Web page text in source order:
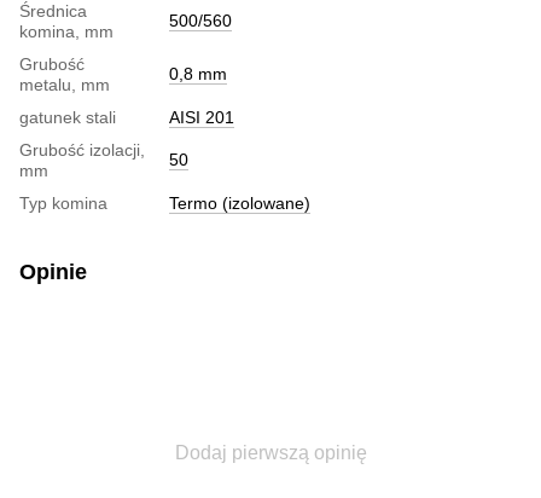
Średnica
komina, mm
500/560
Grubość
metalu, mm
0,8 mm
gatunek stali
AISI 201
Grubość izolacji,
mm
50
Typ komina Termo (izolowane)
Opinie
Dodaj pierwszą opinię